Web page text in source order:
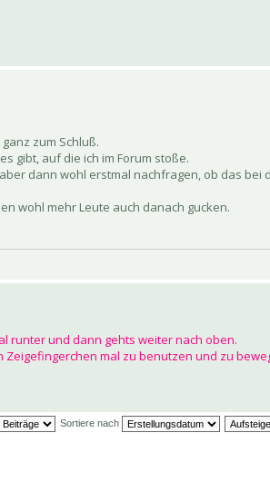
zum Schluß.
gibt, auf die ich im Forum stoße.
dann wohl erstmal nachfragen, ob das bei
wohl mehr Leute auch danach gucken.
runter und dann gehts weiter nach oben.
mal zu benutzen und zu
Sortiere nach